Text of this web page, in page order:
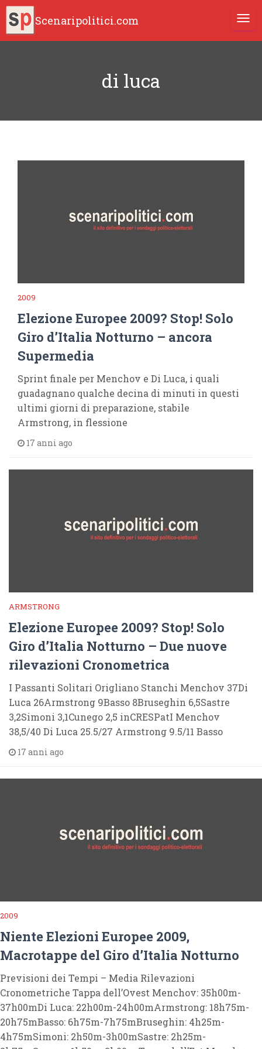
Scenaripolitici.com
di luca
2009
Elezione Europee 2009? Stop! Solo
Giro d’Italia Notturno – ancora
Supermedia
Sprint finale per Menchov e Di Luca, i quali
guadagnano qualche decina di minuti in questi
ultimi giorni di preparazione, stabile
Armstrong, in flessione
17 anni ago
ARMSTRONG
Elezione Europee 2009? Stop! Solo
Giro d’Italia Notturno – Due nuove
rilevazioni Cronometrica
I Passanti Solitari Origliano Stanchi Menchov 37Di
Luca 26Armstrong 9Basso 8Bruseghin 6,5Sastre
3,2Simoni 3,1Cunego 2,5 inCRESPatI Menchov
38,5/40 Di Luca 25.5/27 Armstrong 9.5/11 Basso
17 anni ago
2009
Niente Elezioni Europee 2009,
Macrotappe del Giro d’Italia Notturno
Previsioni dei Tempi – Media Rilevazioni
Cronometriche Tappa dell’Ovest Menchov: 35h00m-
37h00mDi Luca: 22h00m-24h00mArmstrong: 18h75m-
20h75mBasso: 6h75m-7h75mBruseghin: 4h25m-
4h75mSimoni: 2h50m-3h00mSastre: 2h25m-